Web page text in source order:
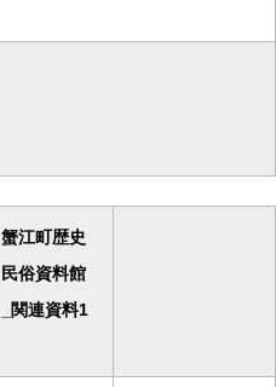
蟹江町歴史
民俗資料館
_関連資料1